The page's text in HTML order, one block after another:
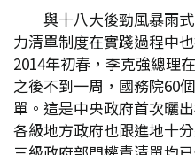
與十八大後勁風暴雨
力清單制度在實踐過程中
2014年初春，李克強總理
之後不到一周，國務院60
單。這是中央政府首次曬
各級地方政府也跟進地十